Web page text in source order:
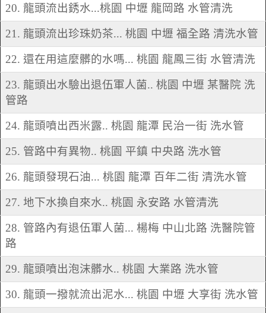
20. 龍頭流出銹水...桃園 中壢 龍岡路 水管清洗
21. 龍頭流出珍珠奶茶... 桃園 中壢 福全路 清洗水管
22. 還在用這麼髒的水嗎... 桃園 龍鳳三街 水管清洗
23. 龍頭出水驗出退伍軍人菌.. 桃園 中壢 某醫院 洗
管路
24. 龍頭噴出西米露.. 桃園 龍潭 民治一街 洗水管
25. 管路中有異物.. 桃園 平鎮 中央路 洗水管
26. 龍頭發現石油... 桃園 龍潭 百年二街 清洗水管
27. 地下水換自來水.. 桃園 永安路 水管清洗
28. 管路內有退伍軍人菌... 楊梅 中山北路 洗醫院管
路
29. 龍頭噴出泡沫髒水.. 桃園 大業路 洗水管
30. 龍頭一撥就流出泥水... 桃園 中壢 大享街 洗水管